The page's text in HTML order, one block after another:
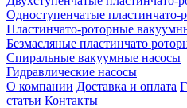
Одноступенчатые
Пластинчато-роторные
Безмасляные пластинчато
Спиральные вакуумные насосы
Гидравлические насосы
О компании Доставка и оплата
статьи Контакты